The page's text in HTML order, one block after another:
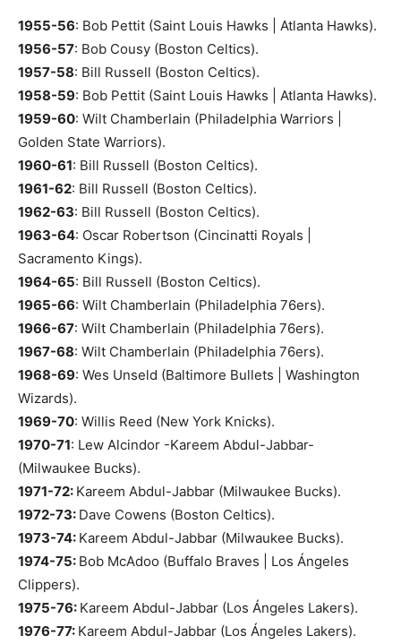
1955-56: Bob Pettit (Saint Louis Hawks | Atlanta Hawks).
1956-57: Bob Cousy (Boston Celtics).
1957-58: Bill Russell (Boston Celtics).
1958-59: Bob Pettit (Saint Louis Hawks | Atlanta Hawks).
1959-60: Wilt Chamberlain (Philadelphia Warriors |
Golden State Warriors).
1960-61: Bill Russell (Boston Celtics).
1961-62: Bill Russell (Boston Celtics).
1962-63: Bill Russell (Boston Celtics).
1963-64: Oscar Robertson (Cincinatti Royals |
Sacramento Kings).
1964-65: Bill Russell (Boston Celtics).
1965-66: Wilt Chamberlain (Philadelphia 76ers).
1966-67: Wilt Chamberlain (Philadelphia 76ers).
1967-68: Wilt Chamberlain (Philadelphia 76ers).
1968-69: Wes Unseld (Baltimore Bullets | Washington
Wizards).
1969-70: Willis Reed (New York Knicks).
1970-71: Lew Alcindor -Kareem Abdul-Jabbar-
(Milwaukee Bucks).
1971-72: Kareem Abdul-Jabbar (Milwaukee Bucks).
1972-73: Dave Cowens (Boston Celtics).
1973-74: Kareem Abdul-Jabbar (Milwaukee Bucks).
1974-75: Bob McAdoo (Buffalo Braves | Los Ángeles
Clippers).
1975-76: Kareem Abdul-Jabbar (Los Ángeles Lakers).
1976-77: Kareem Abdul-Jabbar (Los Ángeles Lakers).